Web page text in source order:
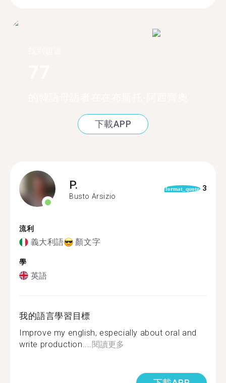
下載APP
P.
Busto Arsizio
format_quote 3
流利
義大利語 顏文字
學
英語
我的語言學習目標
Improve my english, especially about oral and
write production.... 閱讀更多